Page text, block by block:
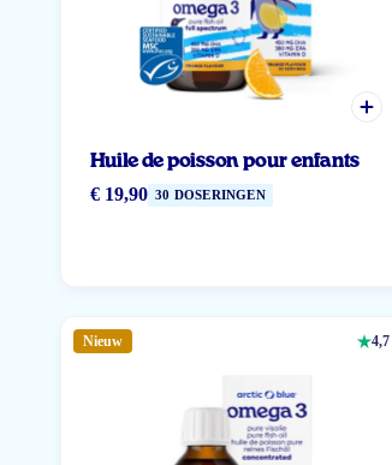
Huile de poisson pour enfants
€ 19,90 30 DOSERINGEN
Nieuw 4,7